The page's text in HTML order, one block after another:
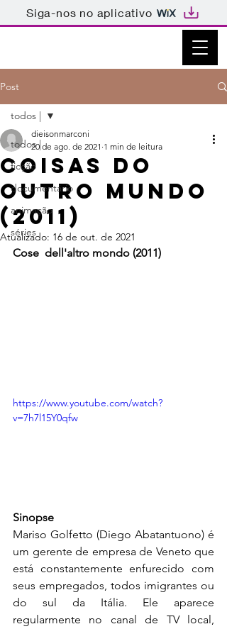
Siga-nos no aplicativo
Post
todos |
ficção
documentário
animação
séries
todos |
Coisas do
outro mundo
(2011)
dieisonmarconi
20 de ago. de 2021 1 min de leitura
Atualizado: 16 de out. de 2021
Cose  dell'altro mondo (2011)
https://www.youtube.com/watch?
v=7h7l15Y0qfw
Sinopse
Mariso Golfetto (Diego Abatantuono) é
um gerente de empresa de Veneto que
está constantemente enfurecido com
seus empregados, todos imigrantes ou
do sul da Itália. Ele aparece
regularmente no canal de TV local,